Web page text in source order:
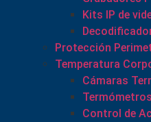
Kits IP de
Protección
Temperatura
Cámaras
Control de